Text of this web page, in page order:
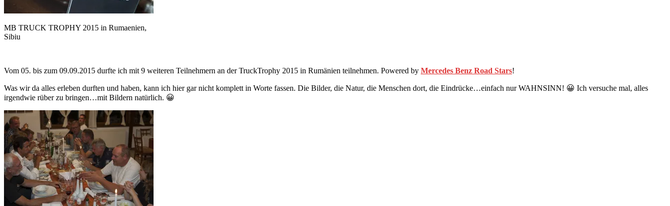
MB TRUCK TROPHY 2015 in Rumaenien,
Sibiu
Vom 05. bis zum 09.09.2015 durfte ich mit 9 weiteren Teilnehmern an der TruckTrophy 2015 in Rumänien teilnehmen. Powered by Mercedes Benz Road Stars!
Was wir da alles erleben durften und haben, kann ich hier gar nicht komplett in Worte fassen. Die Bilder, die Natur, die Menschen dort, die Eindrücke…einfach nur WAHNSINN! 😀 Ich versuche mal, alles
irgendwie rüber zu bringen…mit Bildern natürlich. 😀